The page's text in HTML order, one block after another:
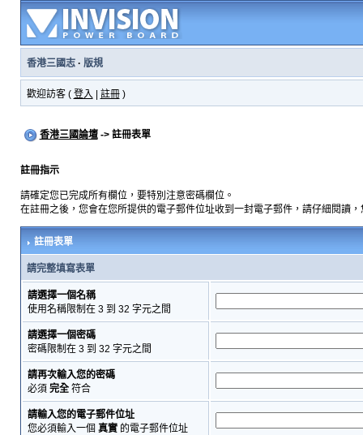
香港三國志· 版規
歡迎訪客 ( 登入 註冊)
香港三國論壇-> 註冊表單
註冊指示
請確定您已完成所有欄位，要特別注意密碼欄位。
在註冊之後，您會在您所提供的電子郵件位址收到一封電子郵件，請仔細閱讀
註冊表單
請完整填寫表單
請選擇一個名稱
使用名稱限制在 3 到 32 字元之間
請選擇一個密碼
密碼限制在 3 到 32 字元之間
請再次輸入您的密碼
必須 完全符合
請輸入您的電子郵件位址
您必須輸入一個 真實的電子郵件位址